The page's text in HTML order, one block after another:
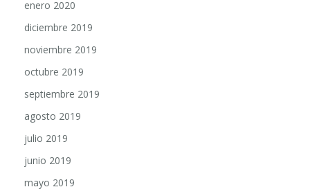
enero 2020
diciembre 2019
noviembre 2019
octubre 2019
septiembre 2019
agosto 2019
julio 2019
junio 2019
mayo 2019